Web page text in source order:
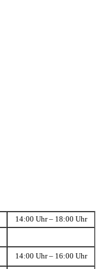
14:00 Uhr – 18:00 Uhr
14:00 Uhr – 16:00 Uhr